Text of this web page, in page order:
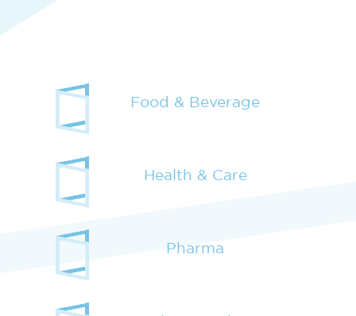
Food & Beverage
Health & Care
Pharma